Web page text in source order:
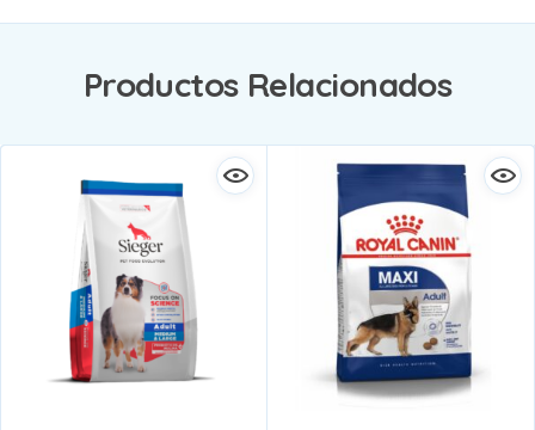
Productos Relacionados